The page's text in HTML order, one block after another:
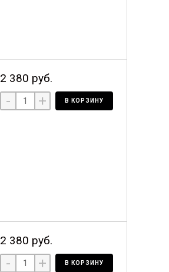
2 380 руб.
- + В КОРЗИНУ
2 380 руб.
- + В КОРЗИНУ